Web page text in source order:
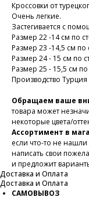
Кроссовки от
Очень легкие.
Застегивается с
Размер 22 -14 см по
Размер 23 -14,5 см по
Размер 24 - 15 см по
Размер 25 - 15,5 см по
Производство Турция
Обращаем ваше
товара может
некоторые цвета/
Ассортимент в
если что-то не
написать свои
и предложит
Доставка и Оплата
Доставка и Оплата
САМОВЫВОЗ